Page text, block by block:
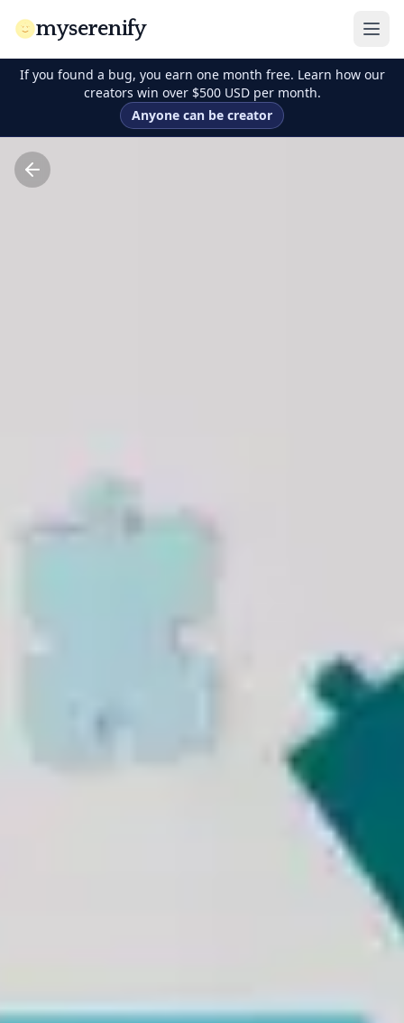
myserenify
If you found a bug, you earn one month free. Learn how our
creators win over $500 USD per month.
Anyone can be creator